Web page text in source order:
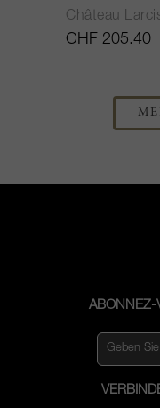
Château
CHF 205.40
ABONNEZ-